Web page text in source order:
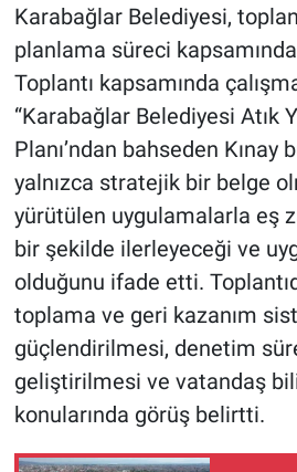
Karabağlar Belediyesi,
planlama süreci
Toplantı kapsamında
“Karabağlar Belediyesi Atık
Planı’ndan bahseden Kınay
yalnızca stratejik bir belge
yürütülen uygulamalarla eş
bir şekilde ilerleyeceği ve
olduğunu ifade etti.
toplama ve geri kazanım
güçlendirilmesi, denetim
geliştirilmesi ve vatandaş
konularında görüş belirtti.